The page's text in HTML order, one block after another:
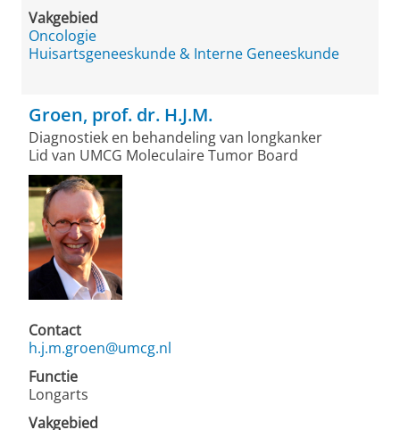
Vakgebied
Oncologie
Huisartsgeneeskunde & Interne Geneeskunde
Groen, prof. dr. H.J.M.
Diagnostiek en behandeling van longkanker
Lid van UMCG Moleculaire Tumor Board
Contact
h.j.m.groen@umcg.nl
Functie
Longarts
Vakgebied